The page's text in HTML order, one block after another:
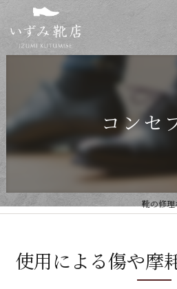
コンセ
靴の修
使用による傷や摩